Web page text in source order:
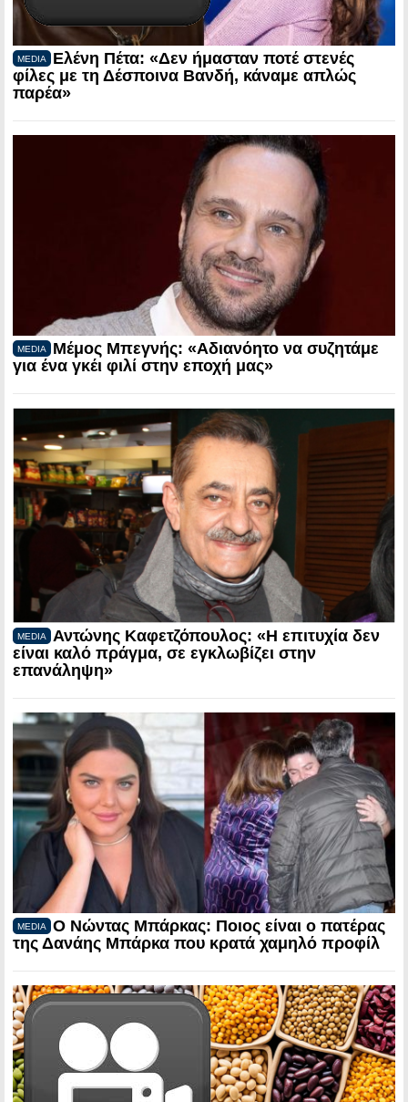
MEDIA
Ελένη Πέτα: «Δεν ήμασταν ποτέ στενές
φίλες με τη Δέσποινα Βανδή, κάναμε απλώς
παρέα»
MEDIA
Μέμος Μπεγνής: «Αδιανόητο να συζητάμε
για ένα γκέι φιλί στην εποχή μας»
MEDIA
Αντώνης Καφετζόπουλος: «Η επιτυχία δεν
είναι καλό πράγμα, σε εγκλωβίζει στην
επανάληψη»
MEDIA
Ο Νώντας Μπάρκας: Ποιος είναι ο πατέρας
της Δανάης Μπάρκα που κρατά χαμηλό προφίλ